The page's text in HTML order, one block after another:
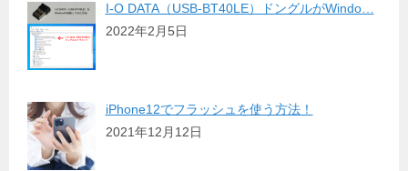
I-O DATA（USB-BT40LE）ドングルがWindo…
2022年2月5日
iPhone12でフラッシュを使う方法！
2021年12月12日